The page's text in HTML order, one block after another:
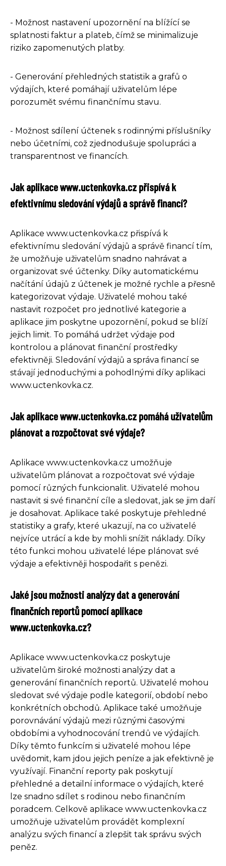
- Možnost nastavení upozornění na blížící se
splatnosti faktur a plateb, čímž se minimalizuje
riziko zapomenutých platby.
- Generování přehledných statistik a grafů o
výdajích, které pomáhají uživatelům lépe
porozumět svému finančnímu stavu.
- Možnost sdílení účtenek s rodinnými příslušníky
nebo účetními, což zjednodušuje spolupráci a
transparentnost ve financích.
Jak aplikace www.uctenkovka.cz přispívá k
efektivnímu sledování výdajů a správě financí?
Aplikace www.uctenkovka.cz přispívá k
efektivnímu sledování výdajů a správě financí tím,
že umožňuje uživatelům snadno nahrávat a
organizovat své účtenky. Díky automatickému
načítání údajů z účtenek je možné rychle a přesně
kategorizovat výdaje. Uživatelé mohou také
nastavit rozpočet pro jednotlivé kategorie a
aplikace jim poskytne upozornění, pokud se blíží
jejich limit. To pomáhá udržet výdaje pod
kontrolou a plánovat finanční prostředky
efektivněji. Sledování výdajů a správa financí se
stávají jednoduchými a pohodlnými díky aplikaci
www.uctenkovka.cz.
Jak aplikace www.uctenkovka.cz pomáhá uživatelům
plánovat a rozpočtovat své výdaje?
Aplikace www.uctenkovka.cz umožňuje
uživatelům plánovat a rozpočtovat své výdaje
pomocí různých funkcionalit. Uživatelé mohou
nastavit si své finanční cíle a sledovat, jak se jim daří
je dosahovat. Aplikace také poskytuje přehledné
statistiky a grafy, které ukazují, na co uživatelé
nejvíce utrácí a kde by mohli snížit náklady. Díky
této funkci mohou uživatelé lépe plánovat své
výdaje a efektivněji hospodařit s penězi.
Jaké jsou možnosti analýzy dat a generování
finančních reportů pomocí aplikace
www.uctenkovka.cz?
Aplikace www.uctenkovka.cz poskytuje
uživatelům široké možnosti analýzy dat a
generování finančních reportů. Uživatelé mohou
sledovat své výdaje podle kategorií, období nebo
konkrétních obchodů. Aplikace také umožňuje
porovnávání výdajů mezi různými časovými
obdobími a vyhodnocování trendů ve výdajích.
Díky těmto funkcím si uživatelé mohou lépe
uvědomit, kam jdou jejich peníze a jak efektivně je
využívají. Finanční reporty pak poskytují
přehledné a detailní informace o výdajích, které
lze snadno sdílet s rodinou nebo finančním
poradcem. Celkově aplikace www.uctenkovka.cz
umožňuje uživatelům provádět komplexní
analýzu svých financí a zlepšit tak správu svých
peněz.